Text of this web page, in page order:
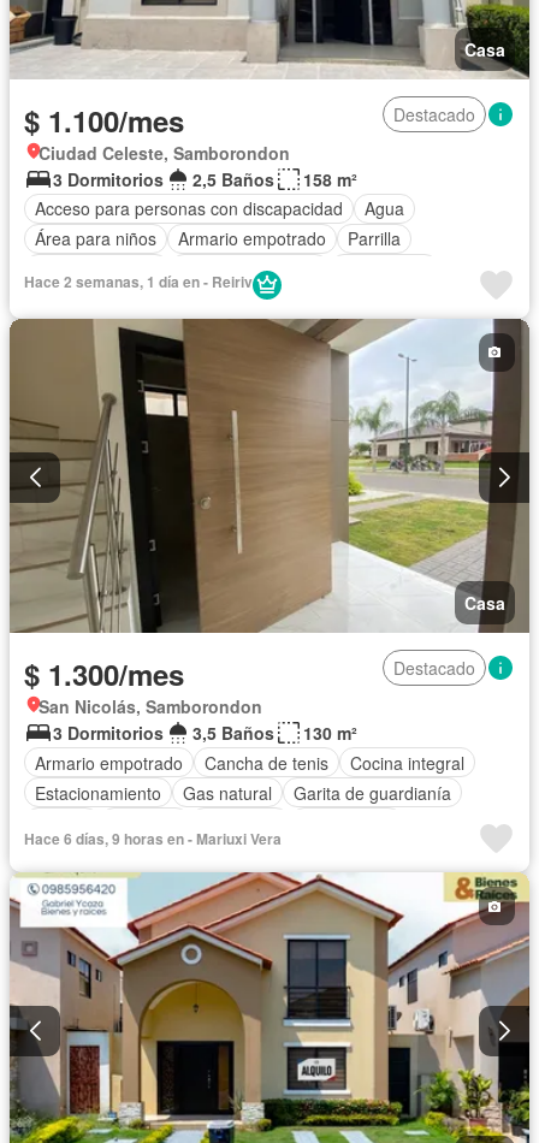
Casa
$ 1.100/mes
Destacado
Ciudad Celeste, Samborondon
3 Dormitorios
2,5 Baños
158 m²
Acceso para personas con discapacidad
Agua
Área para niños
Armario empotrado
Parrilla
Cuarto de servicio
Gimnasio Garita de guardianía
Jardín
Piscina
Hace 2 semanas, 1 día en - Reiriv
Casa
$ 1.300/mes
Destacado
San Nicolás, Samborondon
3 Dormitorios
3,5 Baños
130 m²
Armario empotrado
Cancha de tenis
Cocina integral
Estacionamiento
Gas natural
Garita de guardianía
Hace 6 días, 9 horas en - Mariuxi Vera